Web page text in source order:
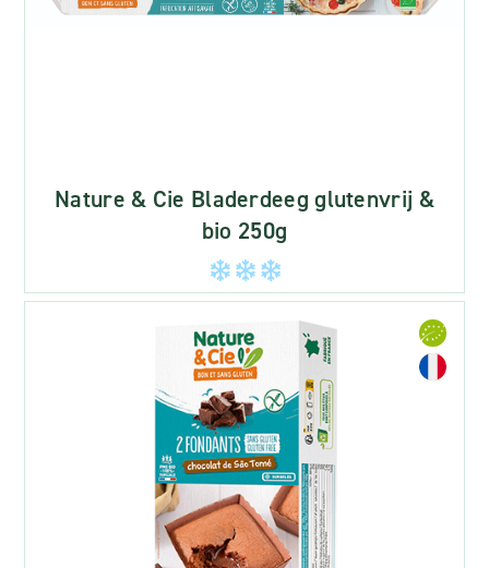
Nature & Cie Bladerdeeg glutenvrij &
bio 250g